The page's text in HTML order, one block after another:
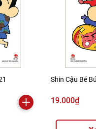
Shin Cậu Bé
19.000₫